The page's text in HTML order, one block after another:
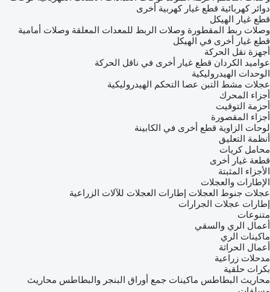
دوائر كهربائية قطع غيار كهربية أخرى
قطع غيار الهيكل
وصلات ربط المقطورة وصلات الربط للمعدات المعلقة وصلات أمامية
قطع غيار أخرى في الهيكل
أجهزة نقل الحركة
عواميد الكردان قطع غيار أخرى في ناقل الحركة
الوحدات الهيدروليكية
عجلات مشط التبن عصا التحكم الهيدروليكية
أجزاء المحرك
أحزمة التوقيت
أجزاء المقصورة
لوحات الزاوية قطع أخرى في الكابينة
أنظمة التعليق
محامل كريات
قطعة غيار أخرى
الأجزاء المثبتة
الإطارات والعجلات
عجلات جنوط العجلات إطارات العجلات للآلات الزراعية
إطارات عجلات الجرارات
متنوعات
أعمال الري والسقي
ماكينات الري
أعمال الحراثة
مدحلات زراعية
بكرات حلقية
محاريث البطاطس ماكينات جمع أوراق البنجر والبطاطس محاريث